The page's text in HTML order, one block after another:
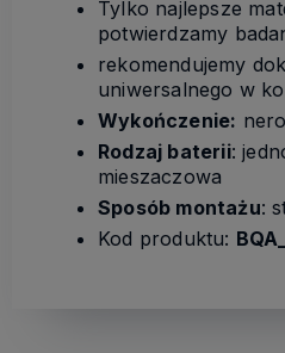
Tylko najlepsze
potwierdzamy
rekomendujemy
uniwersalnego w
Wykończenie: nero
Rodzaj baterii:
mieszaczowa
Sposób montażu:
Kod produktu: